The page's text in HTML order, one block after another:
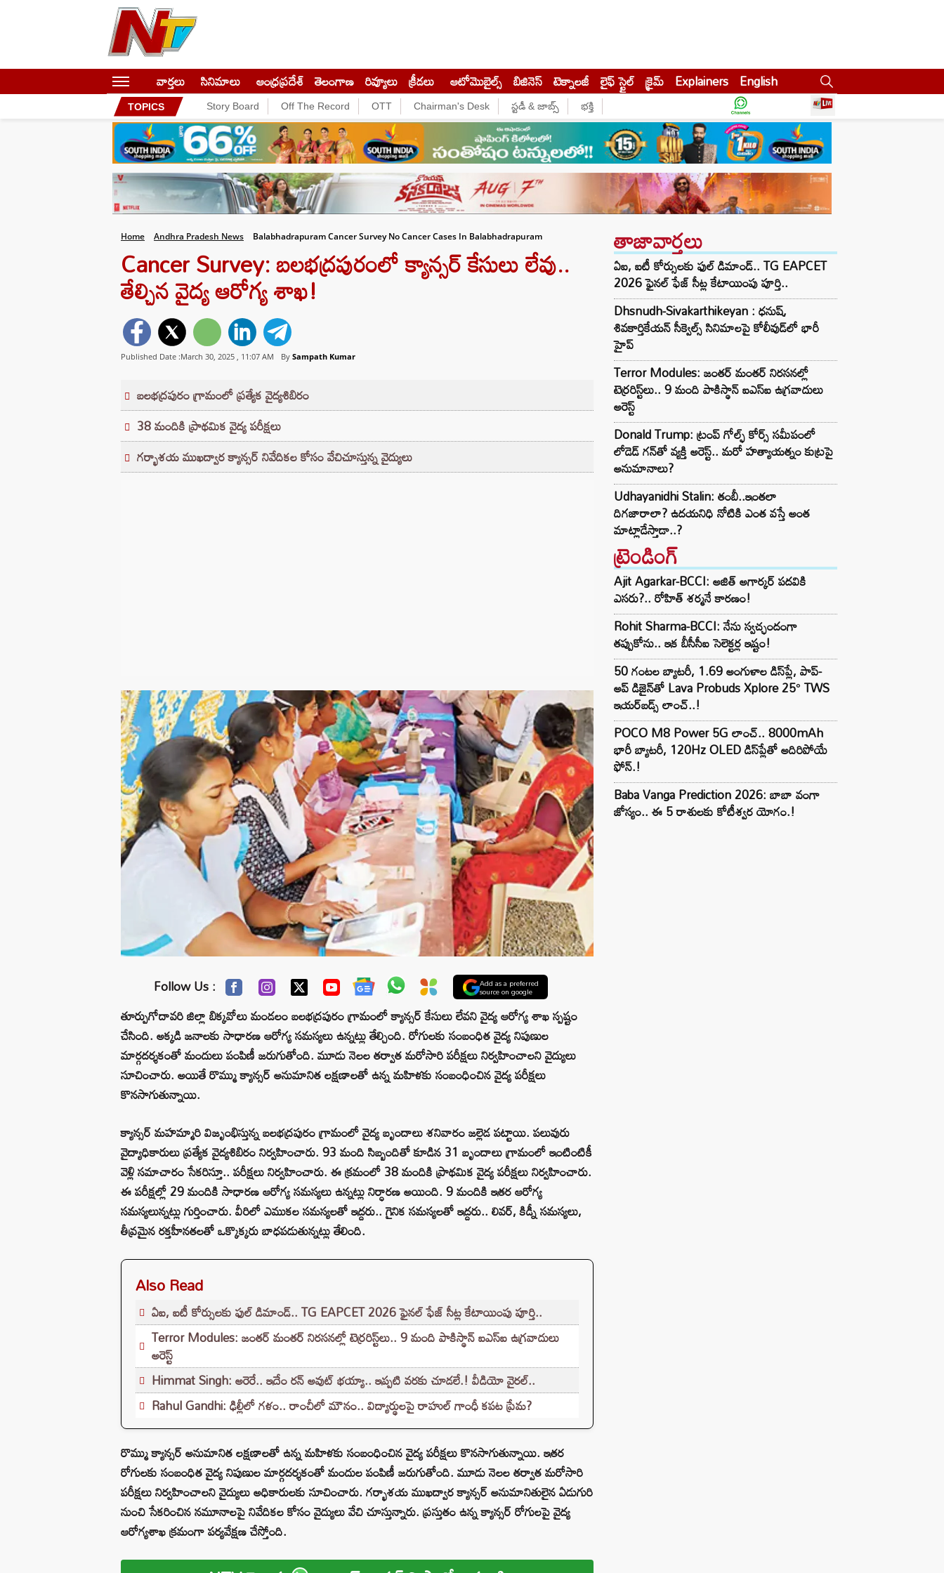
వార్తలు సినిమాలు ఆంధ్రప్రదేశ్ తెలంగాణ రివ్యూలు క్రీడలు ఆటోమొబైల్స్ బిజినెస్‌ టెక్నాలజీ లైఫ్ స్టైల్ క్రైమ్ Explainers English
TOPICS Story Board Off The Record OTT Chairman's Desk స్టడీ & జాబ్స్ భక్తి
Home Andhra Pradesh News Balabhadrapuram Cancer Survey No Cancer Cases In Balabhadrapuram
Cancer Survey: బలభద్రపురంలో క్యాన్సర్ కేసులు లేవు..
తేల్చిన వైద్య ఆరోగ్య శాఖ!
Published Date :March 30, 2025 , 11:07 AM By Sampath Kumar
బలభద్రపురం గ్రామంలో ప్రత్యేక వైద్యశిబిరం
38 మందికి ప్రాథమిక వైద్య పరీక్షలు
గర్భాశయ ముఖద్వార క్యాన్సర్ నివేదికల కోసం వేచిచూస్తున్న వైద్యులు
Follow Us : Add as a preferred
source on google
తూర్పుగోదావరి జిల్లా బిక్కవోలు మండలం బలభద్రపురం గ్రామంలో క్యాన్సర్ కేసులు లేవని వైద్య ఆరోగ్య శాఖ స్పష్టం
చేసింది. అక్కడి జనాలకు సాధారణ ఆరోగ్య సమస్యలు ఉన్నట్లు తేల్చింది. రోగులకు సంబంధిత వైద్య నిపుణుల
మార్గదర్శకంతో మందులు పంపిణీ జరుగుతోంది. మూడు నెలల తర్వాత మరోసారి పరీక్షలు నిర్వహించాలని వైద్యులు
సూచించారు. అయితే రొమ్ము క్యాన్సర్ అనుమానిత లక్షణాలతో ఉన్న మహిళకు సంబంధించిన వైద్య పరీక్షలు
కొనసాగుతున్నాయి.
క్యాన్సర్‌ మహమ్మారి విజృంభిస్తున్న బలభద్రపురం గ్రామంలో వైద్య బృందాలు శనివారం జల్లెడ పట్టాయి. పలువురు
వైద్యాధికారులు ప్రత్యేక వైద్యశిబిరం నిర్వహించారు. 93 మంది సిబ్బందితో కూడిన 31 బృందాలు గ్రామంలో ఇంటింటికీ
వెళ్లి సమాచారం సేకరిస్తూ.. పరీక్షలు నిర్వహించారు. ఈ క్రమంలో 38 మందికి ప్రాథమిక వైద్య పరీక్షలు నిర్వహించారు.
ఈ పరీక్షల్లో 29 మందికి సాధారణ ఆరోగ్య సమస్యలు ఉన్నట్లు నిర్ధారణ అయింది. 9 మందికి ఇతర ఆరోగ్య
సమస్యలున్నట్లు గుర్తించారు. వీరిలో ఎముకల సమస్యలతో ఇద్దరు.. గైనిక సమస్యలతో ఇద్దరు.. లివర్, కిడ్నీ సమస్యలు,
తీవ్రమైన రక్తహీనతలతో ఒక్కొక్కరు బాధపడుతున్నట్లు తేలింది.
Also Read
ఏఐ, ఐటీ కోర్సులకు ఫుల్ డిమాండ్.. TG EAPCET 2026 ఫైనల్ ఫేజ్ సీట్ల కేటాయింపు పూర్తి..
Terror Modules: జంతర్ మంతర్ నిరసనల్లో టెర్రరిస్ట్‌లు.. 9 మంది పాకిస్థాన్ ఐఎస్ఐ ఉగ్రవాదులు
అరెస్ట్
Himmat Singh: అరెరే.. ఇదేం రన్ అవుట్ భయ్యా.. ఇప్పటి వరకు చూడలే.! వీడియో వైరల్..
Rahul Gandhi: ఢిల్లీలో గళం.. రాంచీలో మౌనం.. విద్యార్థులపై రాహుల్ గాంధీ కపట ప్రేమ?
రొమ్ము క్యాన్సర్ అనుమానిత లక్షణాలతో ఉన్న మహిళకు సంబంధించిన వైద్య పరీక్షలు కొనసాగుతున్నాయి. ఇతర
రోగులకు సంబంధిత వైద్య నిపుణుల మార్గదర్శకంతో మందుల పంపిణీ జరుగుతోంది. మూడు నెలల తర్వాత మరోసారి
పరీక్షలు నిర్వహించాలని వైద్యులు అధికారులకు సూచించారు. గర్భాశయ ముఖద్వార క్యాన్సర్ అనుమానితులైన ఏడుగురి
నుంచి సేకరించిన నమూనాలపై నివేదికల కోసం వైద్యులు వేచి చూస్తున్నారు. ప్రస్తుతం ఉన్న క్యాన్సర్ రోగులపై వైద్య
ఆరోగ్యశాఖ క్రమంగా పర్యవేక్షణ చేస్తోంది.
తాజావార్తలు
ఏఐ, ఐటీ కోర్సులకు ఫుల్ డిమాండ్.. TG EAPCET
2026 ఫైనల్ ఫేజ్ సీట్ల కేటాయింపు పూర్తి..
Dhsnudh-Sivakarthikeyan : ధనుష్,
శివకార్తికేయన్ సీక్వెల్స్ సినిమాలపై కోలీవుడ్‌లో భారీ
హైప్
Terror Modules: జంతర్ మంతర్ నిరసనల్లో
టెర్రరిస్ట్‌లు.. 9 మంది పాకిస్థాన్ ఐఎస్ఐ ఉగ్రవాదులు
అరెస్ట్
Donald Trump: ట్రంప్ గోల్ఫ్ కోర్స్ సమీపంలో
లోడెడ్ గన్‌తో వ్యక్తి అరెస్ట్.. మరో హత్యాయత్నం కుట్రపై
అనుమానాలు?
Udhayanidhi Stalin: తంబీ..ఇంతలా
దిగజారాలా? ఉదయనిధి నోటికి ఎంత వస్తే అంత
మాట్లాడేస్తాడా..?
ట్రెండింగ్‌
Ajit Agarkar-BCCI: అజిత్ అగార్కర్ పదవికి
ఎసరు?.. రోహిత్ శర్మనే కారణం!
Rohit Sharma-BCCI: నేను స్వచ్ఛందంగా
తప్పుకోను.. ఇక బీసీసీఐ సెలెక్టర్ల ఇష్టం!
50 గంటల బ్యాటరీ, 1.69 అంగుళాల డిస్‌ప్లే, పాప్-
అప్ డిజైన్‌తో Lava Probuds Xplore 25° TWS
ఇయర్‌బడ్స్ లాంచ్..!
POCO M8 Power 5G లాంచ్.. 8000mAh
భారీ బ్యాటరీ, 120Hz OLED డిస్‌ప్లేతో అదిరిపోయే
ఫోన్.!
Baba Vanga Prediction 2026: బాబా వంగా
జోస్యం.. ఈ 5 రాశులకు కోటీశ్వర యోగం.!